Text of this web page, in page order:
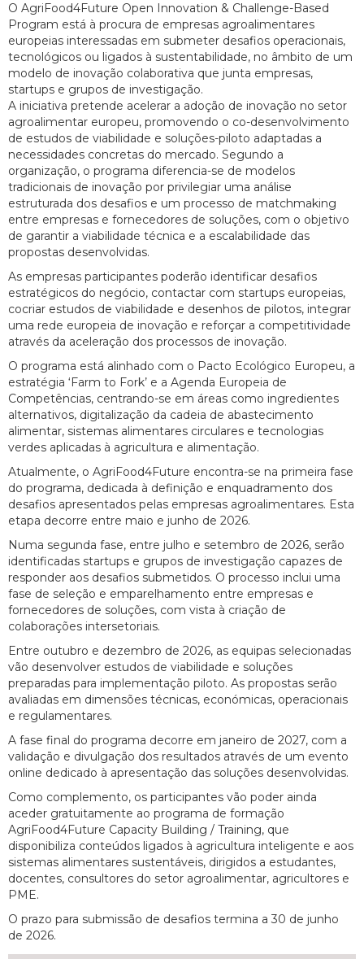
O AgriFood4Future Open Innovation & Challenge-Based
Program está à procura de empresas agroalimentares
europeias interessadas em submeter desafios operacionais,
tecnológicos ou ligados à sustentabilidade, no âmbito de um
modelo de inovação colaborativa que junta empresas,
startups e grupos de investigação.
A iniciativa pretende acelerar a adoção de inovação no setor
agroalimentar europeu, promovendo o co-desenvolvimento
de estudos de viabilidade e soluções-piloto adaptadas a
necessidades concretas do mercado. Segundo a
organização, o programa diferencia-se de modelos
tradicionais de inovação por privilegiar uma análise
estruturada dos desafios e um processo de matchmaking
entre empresas e fornecedores de soluções, com o objetivo
de garantir a viabilidade técnica e a escalabilidade das
propostas desenvolvidas.
As empresas participantes poderão identificar desafios
estratégicos do negócio, contactar com startups europeias,
cocriar estudos de viabilidade e desenhos de pilotos, integrar
uma rede europeia de inovação e reforçar a competitividade
através da aceleração dos processos de inovação.
O programa está alinhado com o Pacto Ecológico Europeu, a
estratégia ‘Farm to Fork’ e a Agenda Europeia de
Competências, centrando-se em áreas como ingredientes
alternativos, digitalização da cadeia de abastecimento
alimentar, sistemas alimentares circulares e tecnologias
verdes aplicadas à agricultura e alimentação.
Atualmente, o AgriFood4Future encontra-se na primeira fase
do programa, dedicada à definição e enquadramento dos
desafios apresentados pelas empresas agroalimentares. Esta
etapa decorre entre maio e junho de 2026.
Numa segunda fase, entre julho e setembro de 2026, serão
identificadas startups e grupos de investigação capazes de
responder aos desafios submetidos. O processo inclui uma
fase de seleção e emparelhamento entre empresas e
fornecedores de soluções, com vista à criação de
colaborações intersetoriais.
Entre outubro e dezembro de 2026, as equipas selecionadas
vão desenvolver estudos de viabilidade e soluções
preparadas para implementação piloto. As propostas serão
avaliadas em dimensões técnicas, económicas, operacionais
e regulamentares.
A fase final do programa decorre em janeiro de 2027, com a
validação e divulgação dos resultados através de um evento
online dedicado à apresentação das soluções desenvolvidas.
Como complemento, os participantes vão poder ainda
aceder gratuitamente ao programa de formação
AgriFood4Future Capacity Building / Training, que
disponibiliza conteúdos ligados à agricultura inteligente e aos
sistemas alimentares sustentáveis, dirigidos a estudantes,
docentes, consultores do setor agroalimentar, agricultores e
PME.
O prazo para submissão de desafios termina a 30 de junho
de 2026.